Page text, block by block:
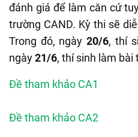
đánh giá để làm căn cứ
trường CAND. Kỳ thi sẽ
Trong đó, ngày20/6, thí
ngày21/6, thí sinh làm bài
Đề tham khảo CA1
Đề tham khảo CA2